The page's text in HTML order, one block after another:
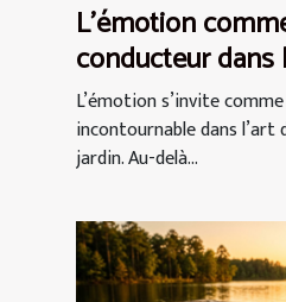
L’émotion
conducteur dans
concevoir un
L’émotion s’invite
incontournable dans l’art
jardin. Au-delà...